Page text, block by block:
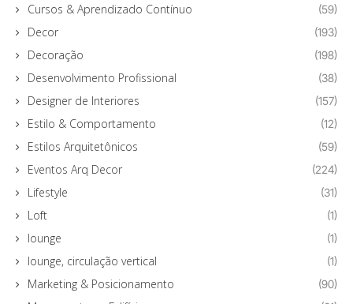
Cursos & Aprendizado Contínuo (59)
Decor (193)
Decoração (198)
Desenvolvimento Profissional (38)
Designer de Interiores (157)
Estilo & Comportamento (12)
Estilos Arquitetônicos (59)
Eventos Arq Decor (224)
Lifestyle (31)
Loft (1)
lounge (1)
lounge, circulação vertical (1)
Marketing & Posicionamento (90)